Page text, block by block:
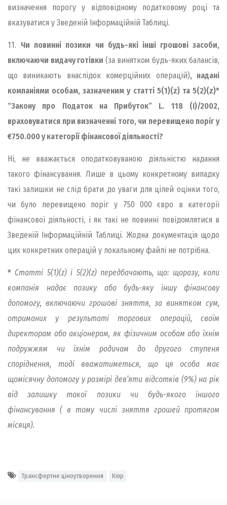
визначення порогу у відповідному податковому році та
вказуватися у Зведеній Інформаційній Таблиці.
11. Чи повинні позики чи будь-які інші грошові засоби,
включаючи видачу готівки (за винятком будь-яких балансів,
що виникають внаслідок комерційних операцій), надані
компаніями особам, зазначеним у статті 5(1)(z) та 5(2)(z)*
“Закону про Податок на Прибуток” L. 118 (I)/2002,
враховуватися при визначенні того, чи перевищено поріг у
€750.000 у категорії фінансової діяльності?
Ні, не вважається оподатковуваною діяльністю надання
такого фінансування. Лише в цьому конкретному випадку
такі залишки не слід брати до уваги для цілей оцінки того,
чи було перевищено поріг у 750 000 євро в категорії
фінансової діяльності, і як такі не повинні повідомлятися в
Зведеній Інформаційній Таблиці. Жодна документація щодо
цих конкретних операцій у локальному файлі не потрібна.
* Статті 5(1)(z) і 5(2)(z) передбачають, що: щоразу, коли
компанія надає позику або будь-яку іншу фінансову
допомогу, включаючи грошові зняття, за винятком сум,
отриманих у результаті торгових операцій, своїм
директорам або акціонерам, як фізичним особам або їхнім
подружжям чи їхнім родичам до другого ступеня
споріднення, тоді вважатиметься, що ця особа має
щомісячну допомогу у розмірі дев’яти відсотків (9%) на рік
від залишку такої позики чи будь-якого іншого
фінансування ( в тому числі зняття грошей протягом
місяця).
Трансфертне ціноутворення Кіпр